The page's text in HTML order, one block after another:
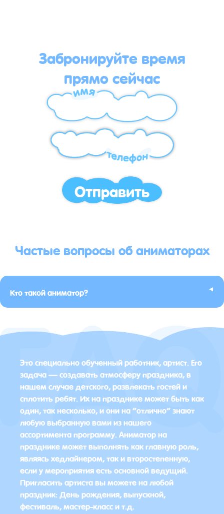
Забронируйте время
прямо сейчас
Отправить
Частые вопросы об аниматорах
Кто такой аниматор? ▸
Это специально обученный работник, артист. Его
задача — создавать атмосферу праздника, в
нашем случае детского, развлекать гостей и
сплотить ребят. Их на празднике может быть как
один, так несколько, и они на “отлично” знают
любую выбранную вами из нашего
ассортимента программу. Аниматор на
празднике может выполнять как главную роль,
являясь хедлайнером, так и второстепенную,
если у мероприятия есть основной ведущий.
Пригласить артиста вы можете на любой
праздник: День рождения, выпускной,
фестиваль, мастер-класс и т.д.